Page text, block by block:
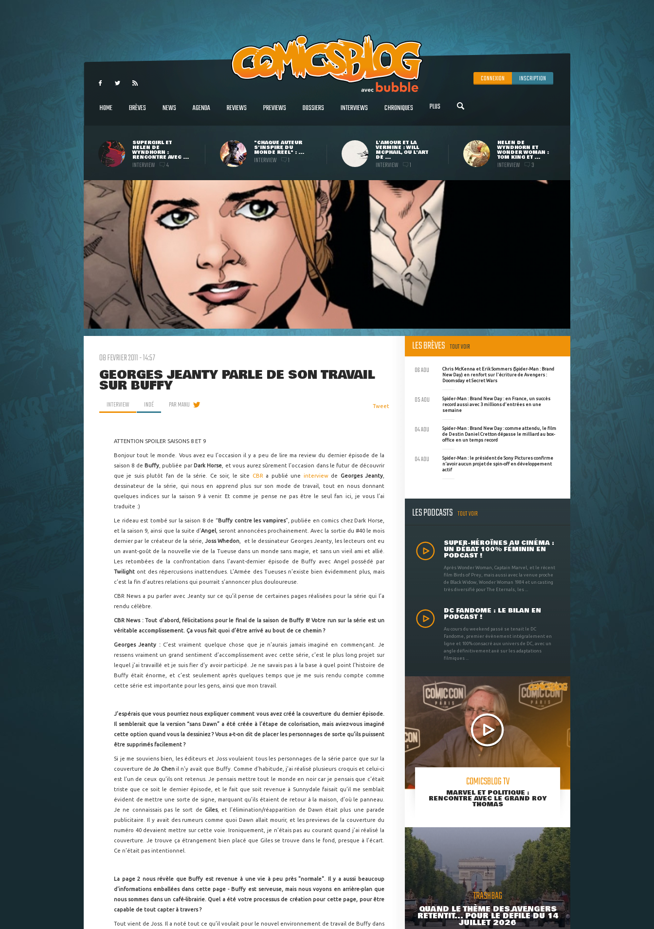
CONNEXION INSCRIPTION
HOME BRÈVES NEWS AGENDA REVIEWS PREVIEWS DOSSIERS INTERVIEWS CHRONIQUES PLUS
SUPERGIRL ET
HELEN DE
WYNDHORN :
RENCONTRE AVEC ...
INTERVIEW 4
"CHAQUE AUTEUR
S'INSPIRE DU
MONDE RÉEL" : ...
INTERVIEW 1
L'AMOUR ET LA
VERMINE : WILL
MCPHAIL, OU L'ART
DE ...
INTERVIEW 1
HELEN DE
WYNDHORN ET
WONDER WOMAN :
TOM KING ET ...
INTERVIEW 3
08 FEVRIER 2011 - 14:57
GEORGES JEANTY PARLE DE SON TRAVAIL
SUR BUFFY
INTERVIEW INDÉ PARMANU Tweet
ATTENTION SPOILER SAISONS 8 ET 9
Bonjour tout le monde. Vous avez eu l’occasion il y a peu de lire ma review du dernier épisode de la
saison 8 de Buffy , publiée par Dark Horse , et vous aurez sûrement l’occasion dans le futur de découvrir
que je suis plutôt fan de la série. Ce soir, le site
CBR a publié une interviewde Georges Jeanty
dessinateur de la série, qui nous en apprend plus sur son mode de travail, tout en nous donnant
quelques indices sur la saison 9 à venir. Et comme je pense ne pas être le seul fan ici, je vous l’ai
traduite :)
Le rideau est tombé sur la saison 8 de “Buffy contre les vampires”, publiée en comics chez Dark Horse,
et la saison 9, ainsi que la suite d’Angel, seront annoncées prochainement. Avec la sortie du #40 le mois
dernier par le créateur de la série, Joss Whedon , et le dessinateur Georges Jeanty, les lecteurs ont eu
un avant-goût de la nouvelle vie de la Tueuse dans un monde sans magie, et sans un vieil ami et allié.
Les retombées de la confrontation dans l’avant-dernier épisode de Buffy avec Angel possédé par
Twilight ont des répercusions inattendues. L’Armée des Tueuses n’existe bien évidemment plus, mais
c’est la fin d’autres relations qui pourrait s’annoncer plus douloureuse.
CBR News a pu parler avec Jeanty sur ce qu’il pense de certaines pages réalisées pour la série qui l’a
rendu célèbre.
CBR News : Tout d'abord, félicitations pour le final de la saison de Buffy 8! Votre run sur la série est un
véritable accomplissement. Ça vous fait quoi d’être arrivé au bout de ce chemin ?
Georges Jeanty :C’est vraiment quelque chose que je n’aurais jamais imaginé en commençant. Je
ressens vraiment un grand sentiment d’accomplissement avec cette série, c’est le plus long projet sur
lequel j’ai travaillé et je suis fier d’y avoir participé. Je ne savais pas à la base à quel point l’histoire de
Buffy était énorme, et c’est seulement après quelques temps que je me suis rendu compte comme
cette série est importante pour les gens, ainsi que mon travail.
J'espérais que vous pourriez nous expliquer comment vous avez créé la couverture du dernier épisode.
Il semblerait que la version “sans Dawn” a été créée à l’étape de colorisation, mais aviez-vous imaginé
cette option quand vous la dessiniez ? Vous a-t-on dit de placer les personnages de sorte qu’ils puissent
être supprimés facilement ?
Si je me souviens bien, les éditeurs et Joss voulaient tous les personnages de la série parce que sur la
couverture deJo Chenil n’y avait que Buffy. Comme d’habitude, j’ai réalisé plusieurs croquis et celui-ci
est l’un de ceux qu’ils ont retenus. Je pensais mettre tout le monde en noir car je pensais que c’était
triste que ce soit le dernier épisode, et le fait que soit revenue à Sunnydale faisait qu’il me semblait
évident de mettre une sorte de signe, marquant qu’ils étaient de retour à la maison, d’où le panneau.
Je ne connaissais pas le sort de Giles, et l’élimination/réapparition de Dawn était plus une parade
publicitaire. Il y avait des rumeurs comme quoi Dawn allait mourir, et les previews de la couverture du
numéro 40 devaient mettre sur cette voie. Ironiquement, je n’étais pas au courant quand j’ai réalisé la
couverture. Je trouve ça étrangement bien placé que Giles se trouve dans le fond, presque à l’écart.
Ce n’était pas intentionnel.
La page 2 nous révèle que Buffy est revenue à une vie à peu près "normale". Il y a aussi beaucoup
d'informations emballées dans cette page - Buffy est serveuse, mais nous voyons en arrière-plan que
nous sommes dans un café-librairie. Quel a été votre processus de création pour cette page, pour être
capable de tout capter à travers ?
Tout vient de Joss. Il a noté tout ce qu’il voulait pour le nouvel environnement de travail de Buffy dans
LES BRÈVES TOUT VOIR
Chris McKenna et Erik Sommers (Spider-Man : Brand
New Day) en renfort sur l'écriture de Avengers :
Doomsday et Secret Wars
06 AOU
Spider-Man : Brand New Day : en France, un succès
record aussi avec 3 millions d'entrées en une
semaine
05 AOU
Spider-Man : Brand New Day : comme attendu, le film
de Destin Daniel Cretton dépasse le milliard au box-
office en un temps record
04 AOU
Spider-Man : le président de Sony Pictures confirme
n'avoir aucun projet de spin-off en développement
actif
04 AOU
LES PODCASTS TOUT VOIR
SUPER-HÉROÏNES AU CINÉMA :
UN DÉBAT 100% FÉMININ EN
PODCAST !
Après Wonder Woman, Captain Marvel, et le récent
film Birds of Prey, mais aussi avec la venue proche
de Black Widow, Wonder Woman 1984 et un casting
très diversifié pour The Eternals, les ...
DC FANDOME : LE BILAN EN
PODCAST !
Au cours du weekend passé se tenait le DC
Fandome, premier évènement intégralement en
ligne et 100% consacré aux univers de DC, avec un
angle définitivement axé sur les adaptations
filmiques ...
COMICSBLOG TV
MARVEL ET POLITIQUE :
RENCONTRE AVEC LE GRAND ROY
THOMAS
TRASHBAG
QUAND LE THÈME DES AVENGERS
RETENTIT... POUR LE DÉFILÉ DU 14
JUILLET 2026